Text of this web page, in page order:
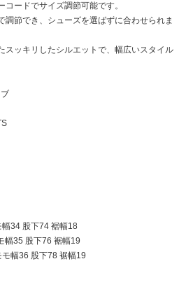
ードでサイズ調節可能です。
調節でき、シューズを選ばずに合わせられま
スッキリしたシルエットで、幅広いスタイル
34 股下74 裾幅18
幅35 股下76 裾幅19
幅36 股下78 裾幅19